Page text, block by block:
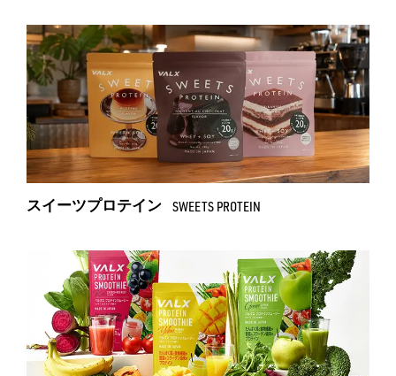
スイーツプロテイン SWEETS PROTEIN